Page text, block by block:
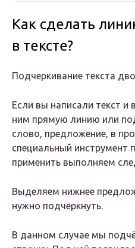
Как сделать
в тексте?
Подчеркивание текста
Если вы написали текст
ним прямую линию или
слово, предложение, в
специальный инструмент
применить выполняем
Выделяем нижнее
нужно подчеркнуть.
В данном случае мы